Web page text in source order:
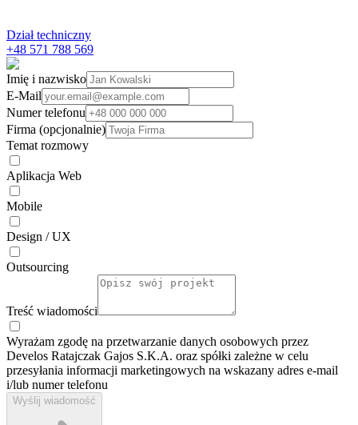
Dział techniczny
+48 571 788 569
Imię i nazwisko
E-Mail
Numer telefonu
Firma (opcjonalnie)
Temat rozmowy
Aplikacja Web
Mobile
Design / UX
Outsourcing
Treść wiadomości
Wyrażam zgodę na przetwarzanie danych osobowych przez
Develos Ratajczak Gajos S.K.A. oraz spółki zależne w celu
przesyłania informacji marketingowych na wskazany adres e-⁠mail
i/lub numer telefonu
Wyślij wiadomość